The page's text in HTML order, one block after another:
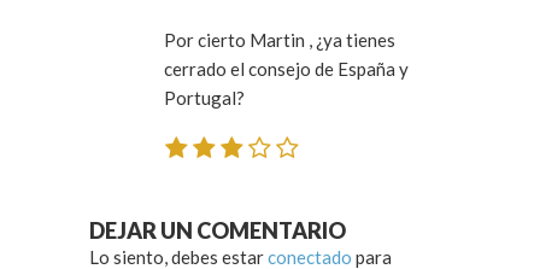
Por cierto Martin , ¿ya tienes
cerrado el consejo de España y
Portugal?
DEJAR UN COMENTARIO
Lo siento, debes estarconectado para